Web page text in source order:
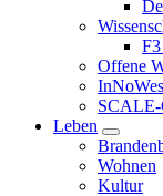
Offene
SCALE-
Leben
Wohnen
Kultur